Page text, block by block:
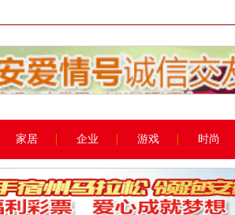
家居 企业 游戏 时尚